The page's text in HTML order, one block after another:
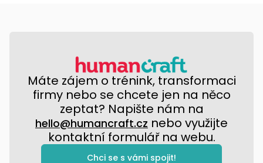
Máte zájem o trénink, transformaci
firmy nebo se chcete jen na něco
zeptat? Napište nám na
hello@humancraft.cz nebo využijte
kontaktní formulář na webu.
Chci se s vámi spojit!